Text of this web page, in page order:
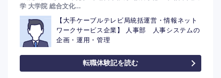
学 大学院 総合文化...
【大手ケーブルテレビ局統括運営・情報ネット
ワークサービス企業】 人事部 人事システムの
企画・運用・管理
転職体験記を読む